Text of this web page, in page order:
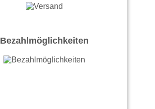
Bezahlmöglichkeiten